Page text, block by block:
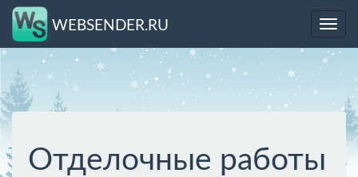
WEBSENDER.RU
Отделочные работы